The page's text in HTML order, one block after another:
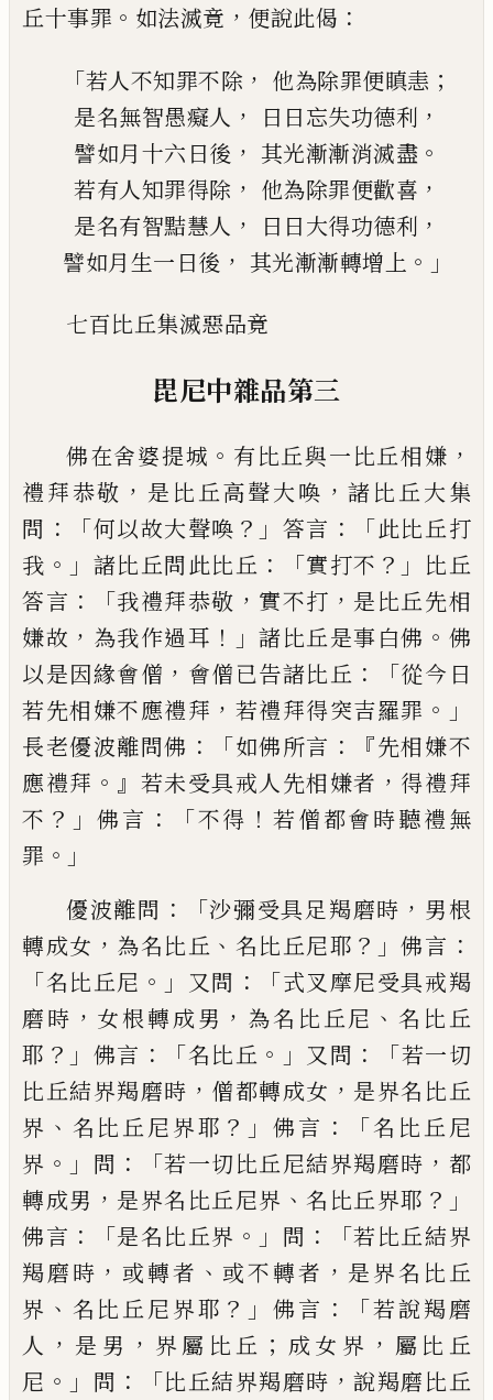
丘十事罪 。 如法滅竟 ， 便說此偈 ：
「若人不知罪不除 ， 他為除罪便瞋恚 ；
是名無智愚癡人 ， 日日忘失功德利 ，
譬如月十六日後 ， 其光漸漸消滅盡 。
若有人知罪得除 ， 他為除罪便歡喜 ，
是名有智黠慧人 ， 日日大得功德利 ，
譬如月生一日後 ， 其光漸漸轉增上 。」
七百比丘集滅惡品竟
毘尼中雜品第三
佛在舍婆提城 。 有比丘與一比丘相嫌 ，
禮拜恭敬 ， 是比丘高聲大喚 ，諸比丘大集
問 ：「何以故大聲喚 ？」 答言 ：「此比丘打
我 。」 諸比丘問此比丘 ：「實打不 ？」
比丘
答言 ：「我禮拜恭敬 ， 實不打 ， 是比丘先相
嫌故 ， 為我作過耳 ！」諸比丘是事白佛 。 佛
以是因緣會僧 ， 會僧已告諸比丘 ：「從今日
若先相嫌不應禮拜 ， 若禮拜得突吉羅罪 。」
長老優波離問佛 ：「如佛所言 ：『先相嫌不
應禮拜 。』 若未受具戒人先相嫌者 ， 得禮拜
不 ？」佛言 ：「不得 ！ 若僧都會時聽禮無
罪 。」
優波離問 ：「沙彌受具足羯磨時 ， 男根
轉成女 ， 為名比丘 、 名比丘尼耶 ？」佛言 ：
「名比丘尼 。」 又問 ：「式叉摩尼受具戒羯
磨時 ， 女根轉成男 ， 為名比丘尼 、 名比丘
耶 ？」 佛言 ：「名比丘 。」 又問 ：「若一切
比丘結界羯磨時 ， 僧都轉成女 ， 是界名比丘
界 、 名比丘尼界耶 ？」 佛言 ：「名比丘尼
界 。」 問 ：「若一切比丘尼結界羯磨時 ， 都
轉成男 ， 是界名比丘尼界 、名比丘界耶 ？」
佛言 ：「是名比丘界 。」 問 ：「若比丘結界
羯磨時 ， 或轉者 、 或不轉者 ， 是界名 比丘
界 、 名比丘尼界耶 ？」 佛言 ：「若說羯磨
人 ， 是 男 ， 界屬比丘 ； 成女界 ， 屬比丘
尼 。」 問 ：「比丘結界羯磨時 ，說羯磨比丘